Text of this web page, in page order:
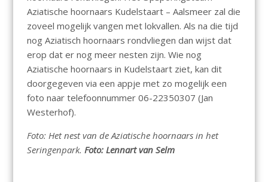
Aziatische hoornaars Kudelstaart – Aalsmeer zal die
zoveel mogelijk vangen met lokvallen. Als na die tijd
nog Aziatisch hoornaars rondvliegen dan wijst dat
erop dat er nog meer nesten zijn. Wie nog
Aziatische hoornaars in Kudelstaart ziet, kan dit
doorgegeven via een appje met zo mogelijk een
foto naar telefoonnummer 06-22350307 (Jan
Westerhof).
Foto: Het nest van de Aziatische hoornaars in het
Seringenpark. Foto: Lennart van Selm